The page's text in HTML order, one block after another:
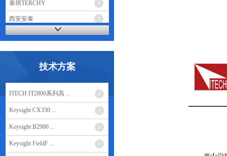
泰琪TERCHY
西安安泰
鼎阳 SIGLENT
技术方案
ITECH IT2800系列高 ...
Keysight CX330 ...
Keysight B2900 ...
Keysight FieldF ...